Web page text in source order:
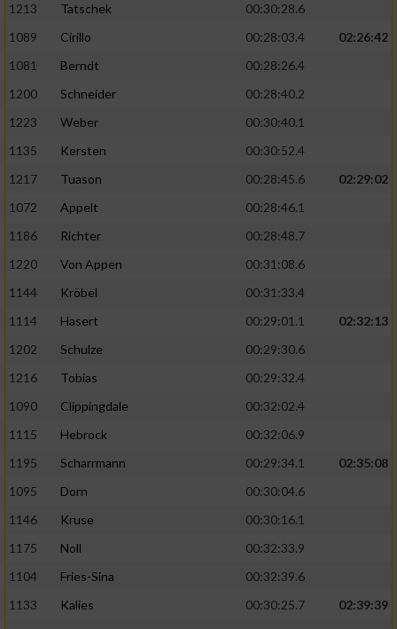
1213
Tatschek
00:30:28.6
1089
Cirillo 00:28:03.4
02:26:42
1081
Berndt
00:28:26.4
1200
Schneider
00:28:40.2
1223
Weber
00:30:40.1
1135
Kersten
00:30:52.4
1217
Tuason 00:28:45.6
02:29:02
1072
Appelt
00:28:46.1
1186
Richter
00:28:48.7
1220
Von Appen
00:31:08.6
1144
Kröbel
00:31:33.4
1114
Hasert 00:29:01.1
02:32:13
1202
Schulze
00:29:30.6
1216
Tobias
00:29:32.4
1090
Clippingdale
00:32:02.4
1115
Hebrock
00:32:06.9
1195
Scharrmann 00:29:34.1
02:35:08
1095
Dorn
00:30:04.6
1146
Kruse
00:30:16.1
1175
Noll
00:32:33.9
1104
Fries-Sina
00:32:39.6
1133
Kalies 00:30:25.7
02:39:39